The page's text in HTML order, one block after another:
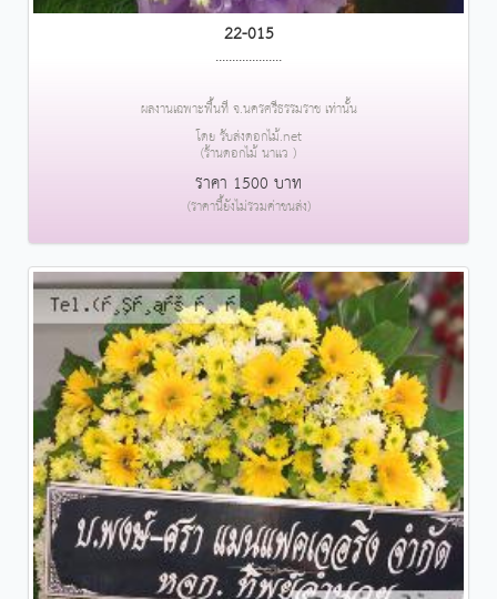
22-015
....................
ผลงานเฉพาะพื้นที่ จ.นครศรีธรรมราช เท่านั้น
โดย รับส่งดอกไม้.net
(ร้านดอกไม้ นาแว )
ราคา 1500 บาท
(ราคานี้ยังไม่รวมค่าขนส่ง)